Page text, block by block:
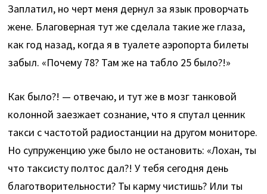
Заплатил, но черт меня дернул за язык проворчать
жене. Благоверная тут же сделала такие же глаза,
как год назад, когда я в туалете аэропорта билеты
забыл. «Почему 78? Там же на табло 25 было?!»
Как было?! — отвечаю, и тут же в мозг танковой
колонной заезжает сознание, что я спутал ценник
такси с частотой радиостанции на другом мониторе.
Но супруженцию уже было не остановить: «Лохан, ты
что таксисту полтос дал?! У тебя сегодня день
благотворительности? Ты карму чистишь? Или ты